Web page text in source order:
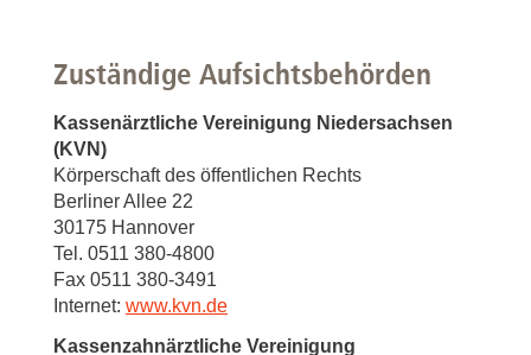
Zuständige Aufsichtsbehörden
Kassenärztliche Vereinigung Niedersachsen
(KVN)
Körperschaft des öffentlichen Rechts
Berliner Allee 22
30175 Hannover
Tel. 0511 380-4800
Fax 0511 380-3491
Internet: www.kvn.de
Kassenzahnärztliche Vereinigung